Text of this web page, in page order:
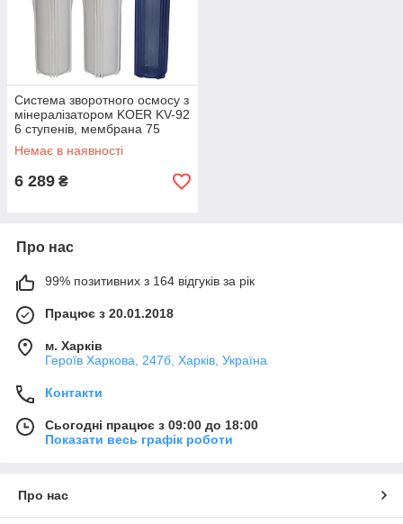
Система зворотного осмосу з
мінералізатором KOER KV-92
6 ступенів, мембрана 75
галон (KR5328)
Немає в наявності
6 289 ₴
Про нас
99% позитивних з 164 відгуків за рік
Працює з 20.01.2018
м. Харків
Героїв Харкова, 247б, Харків, Україна
Контакти
Сьогодні працює з 09:00 до 18:00
Показати весь графік роботи
Про нас